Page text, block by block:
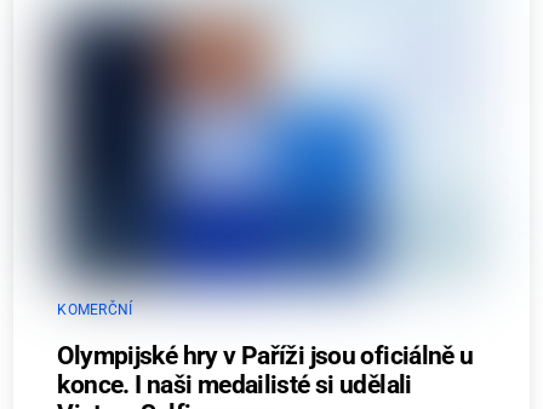
KOMERČNÍ
Olympijské hry v Paříži jsou oficiálně u
konce. I naši medailisté si udělali